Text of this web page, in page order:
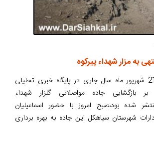
به مزار شهداء پیرکوه
طبق خبری که در 21 شهریور ماه سال جاری در پایگاه خبری تحلیلی
بازگشایی جاده مواصلاتی گلزار شهداء
شده بود،صبح امروز با حضور اسماعیلیان
شهرستان سیاهکل این جاده به بهره برداری